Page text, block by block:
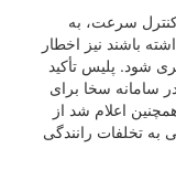
سرعت، به
داشته باشند نیز اخطار
پلیس تأکید
سخا برای
اعلام شد از
اینترنتی به تخلفات رانندگی